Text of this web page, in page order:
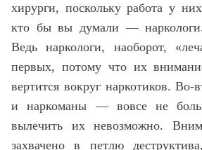
хирурги, поскольку работа у
кто бы вы думали —
Ведь наркологи, наоборот,
первых, потому что их
вертится вокруг наркотиков. Во-
и наркоманы — вовсе не
вылечить их невозможно.
захвачено в петлю